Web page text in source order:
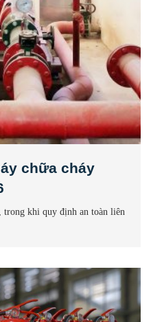
chữa cháy
trong khi quy định an toàn liên